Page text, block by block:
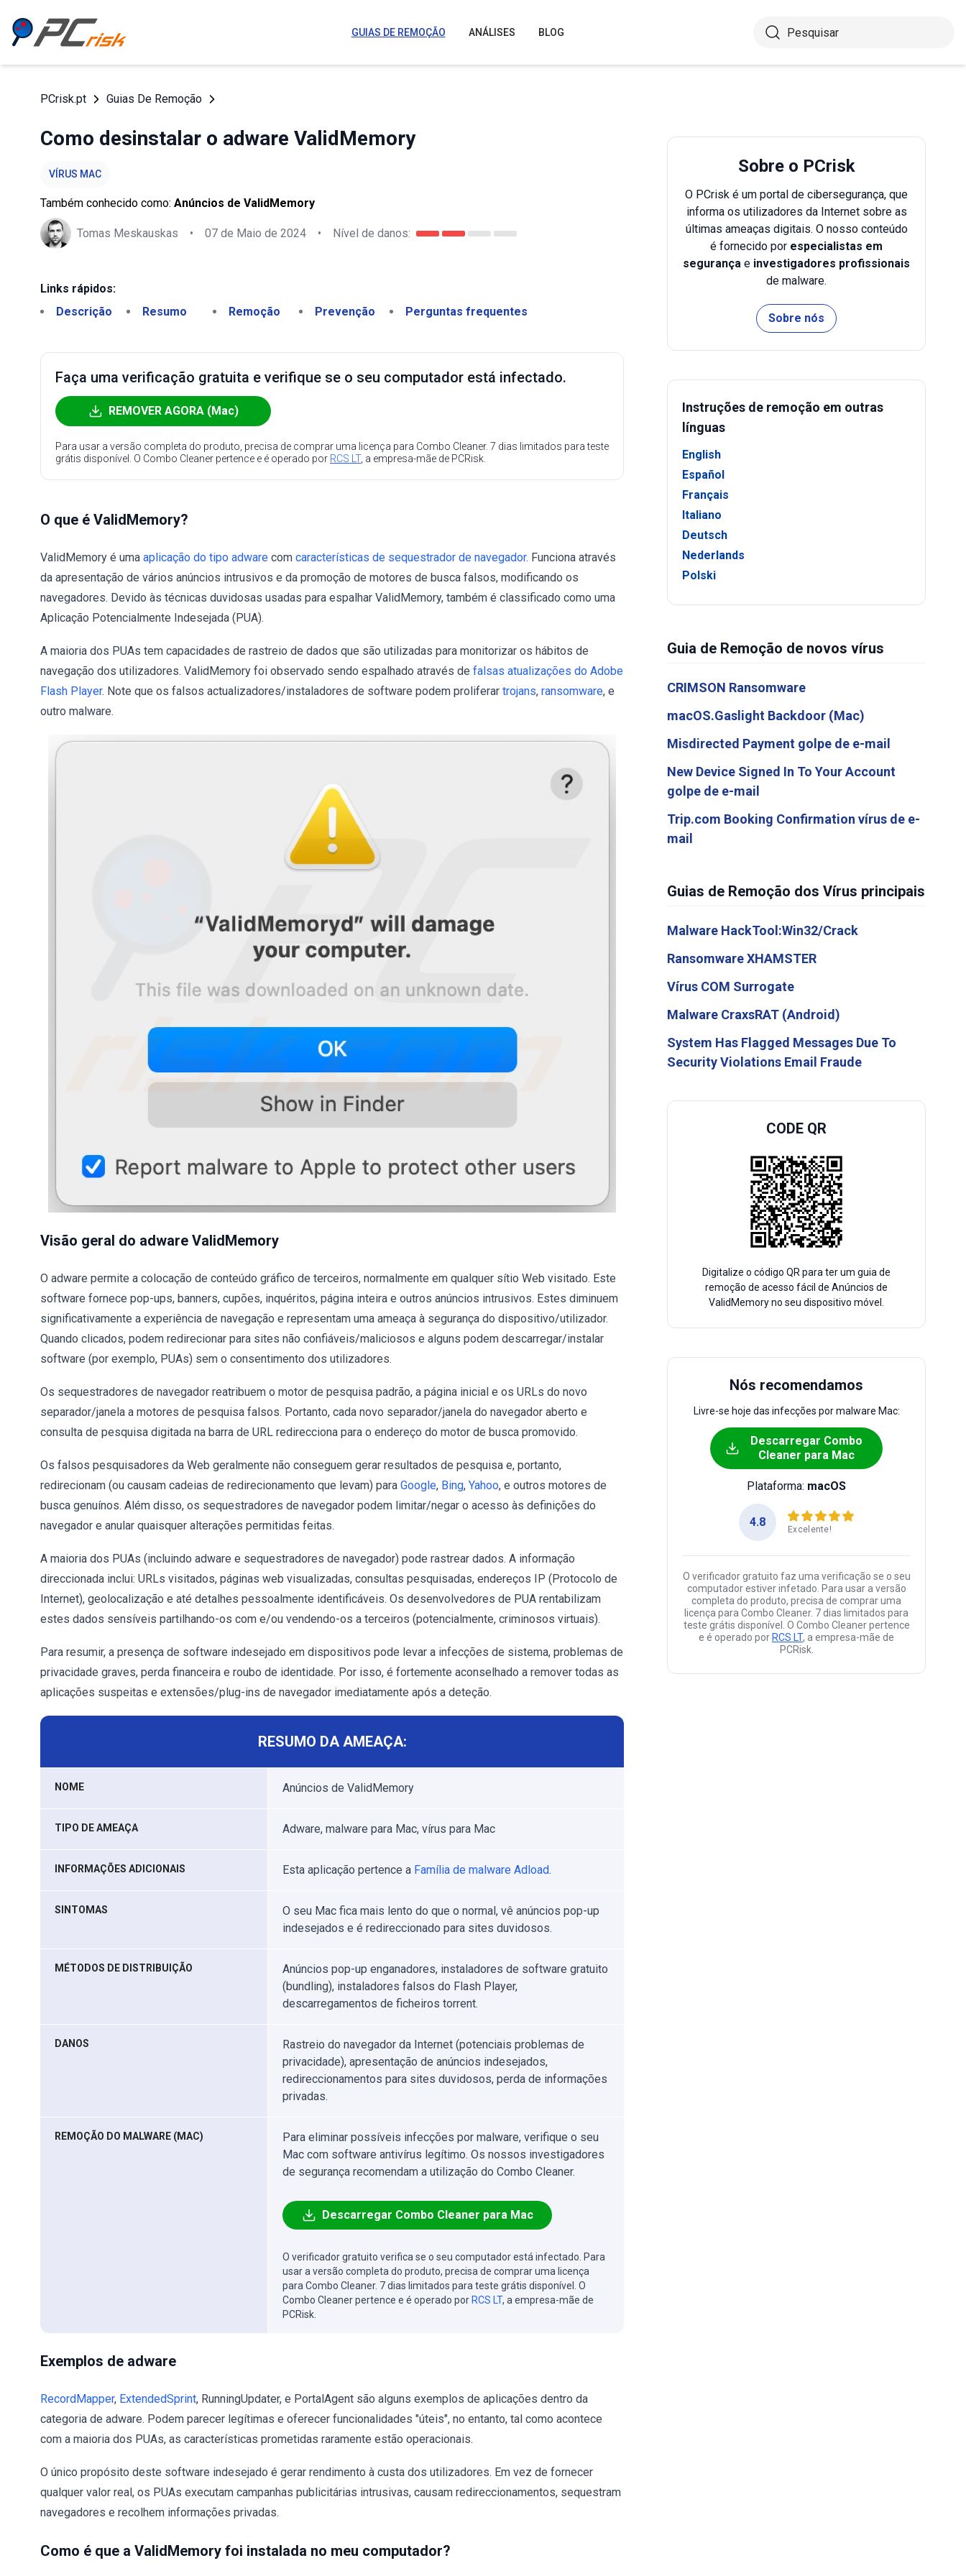
GUIAS DE REMOÇÃO ANÁLISES BLOG
PCrisk.pt Guias De Remoção
Como desinstalar o adware ValidMemory
VÍRUS MAC
Também conhecido como: Anúncios de ValidMemory
Tomas Meskauskas • 07 de Maio de 2024 • Nível de danos:
Links rápidos:
Descrição
Resumo Remoção Prevenção Perguntas frequentes
Faça uma verificação gratuita e verifique se o seu computador está infectado.
REMOVER AGORA (Mac)
Para usar a versão completa do produto, precisa de comprar uma licença para Combo Cleaner. 7 dias limitados para teste
grátis disponível. O Combo Cleaner pertence e é operado por RCS LT, a empresa-mãe de PCRisk.
O que é ValidMemory?
ValidMemory é uma aplicação do tipo adware com características de sequestrador de navegador. Funciona através
da apresentação de vários anúncios intrusivos e da promoção de motores de busca falsos, modificando os
navegadores. Devido às técnicas duvidosas usadas para espalhar ValidMemory, também é classificado como uma
Aplicação Potencialmente Indesejada (PUA).
A maioria dos PUAs tem capacidades de rastreio de dados que são utilizadas para monitorizar os hábitos de
navegação dos utilizadores. ValidMemory foi observado sendo espalhado através de falsas atualizações do Adobe
Flash Player. Note que os falsos actualizadores/instaladores de software podem proliferar trojans, ransomware, e
outro malware.
Visão geral do adware ValidMemory
O adware permite a colocação de conteúdo gráfico de terceiros, normalmente em qualquer sítio Web visitado. Este
software fornece pop-ups, banners, cupões, inquéritos, página inteira e outros anúncios intrusivos. Estes diminuem
significativamente a experiência de navegação e representam uma ameaça à segurança do dispositivo/utilizador.
Quando clicados, podem redirecionar para sites não confiáveis/maliciosos e alguns podem descarregar/instalar
software (por exemplo, PUAs) sem o consentimento dos utilizadores.
Os sequestradores de navegador reatribuem o motor de pesquisa padrão, a página inicial e os URLs do novo
separador/janela a motores de pesquisa falsos. Portanto, cada novo separador/janela do navegador aberto e
consulta de pesquisa digitada na barra de URL redirecciona para o endereço do motor de busca promovido.
Os falsos pesquisadores da Web geralmente não conseguem gerar resultados de pesquisa e, portanto,
redirecionam (ou causam cadeias de redirecionamento que levam) para Google, Bing, Yahoo, e outros motores de
busca genuínos. Além disso, os sequestradores de navegador podem limitar/negar o acesso às definições do
navegador e anular quaisquer alterações permitidas feitas.
A maioria dos PUAs (incluindo adware e sequestradores de navegador) pode rastrear dados. A informação
direccionada inclui: URLs visitados, páginas web visualizadas, consultas pesquisadas, endereços IP (Protocolo de
Internet), geolocalização e até detalhes pessoalmente identificáveis. Os desenvolvedores de PUA rentabilizam
estes dados sensíveis partilhando-os com e/ou vendendo-os a terceiros (potencialmente, criminosos virtuais).
Para resumir, a presença de software indesejado em dispositivos pode levar a infecções de sistema, problemas de
privacidade graves, perda financeira e roubo de identidade. Por isso, é fortemente aconselhado a remover todas as
aplicações suspeitas e extensões/plug-ins de navegador imediatamente após a deteção.
RESUMO DA AMEAÇA:
NOME Anúncios de ValidMemory
TIPO DE AMEAÇA Adware, malware para Mac, vírus para Mac
INFORMAÇÕES ADICIONAIS Esta aplicação pertence a Família de malware Adload.
SINTOMAS
O seu Mac fica mais lento do que o normal, vê anúncios pop-up
indesejados e é redireccionado para sites duvidosos.
MÉTODOS DE DISTRIBUIÇÃO
Anúncios pop-up enganadores, instaladores de software gratuito
(bundling), instaladores falsos do Flash Player,
descarregamentos de ficheiros torrent.
DANOS
Rastreio do navegador da Internet (potenciais problemas de
privacidade), apresentação de anúncios indesejados,
redireccionamentos para sites duvidosos, perda de informações
privadas.
REMOÇÃO DO MALWARE (MAC)
Para eliminar possíveis infecções por malware, verifique o seu
Mac com software antivírus legítimo. Os nossos investigadores
de segurança recomendam a utilização do Combo Cleaner.
Descarregar Combo Cleaner para Mac
O verificador gratuito verifica se o seu computador está infectado. Para
usar a versão completa do produto, precisa de comprar uma licença
para Combo Cleaner. 7 dias limitados para teste grátis disponível. O
Combo Cleaner pertence e é operado por RCS LT, a empresa-mãe de
PCRisk.
Exemplos de adware
RecordMapper, ExtendedSprint, RunningUpdater, e PortalAgent são alguns exemplos de aplicações dentro da
categoria de adware. Podem parecer legítimas e oferecer funcionalidades "úteis", no entanto, tal como acontece
com a maioria dos PUAs, as características prometidas raramente estão operacionais.
O único propósito deste software indesejado é gerar rendimento à custa dos utilizadores. Em vez de fornecer
qualquer valor real, os PUAs executam campanhas publicitárias intrusivas, causam redireccionamentos, sequestram
navegadores e recolhem informações privadas.
Como é que a ValidMemory foi instalada no meu computador?
Sobre o PCrisk
O PCrisk é um portal de cibersegurança, que
informa os utilizadores da Internet sobre as
últimas ameaças digitais. O nosso conteúdo
é fornecido por especialistas em
segurança e investigadores profissionais
de malware.
Sobre nós
Instruções de remoção em outras
línguas
English
Español
Français
Italiano
Deutsch
Nederlands
Polski
Guia de Remoção de novos vírus
CRIMSON Ransomware
macOS.Gaslight Backdoor (Mac)
Misdirected Payment golpe de e-mail
New Device Signed In To Your Account
golpe de e-mail
Trip.com Booking Confirmation vírus de e-
mail
Guias de Remoção dos Vírus principais
Malware HackTool:Win32/Crack
Ransomware XHAMSTER
Vírus COM Surrogate
Malware CraxsRAT (Android)
System Has Flagged Messages Due To
Security Violations Email Fraude
CODE QR
Digitalize o código QR para ter um guia de
remoção de acesso fácil de Anúncios de
ValidMemory no seu dispositivo móvel.
Nós recomendamos
Livre-se hoje das infecções por malware Mac:
Descarregar Combo
Cleaner para Mac
Plataforma: macOS
4.8
Excelente!
O verificador gratuito faz uma verificação se o seu
computador estiver infetado. Para usar a versão
completa do produto, precisa de comprar uma
licença para Combo Cleaner. 7 dias limitados para
teste grátis disponível. O Combo Cleaner pertence
e é operado por RCS LT, a empresa-mãe de
PCRisk.